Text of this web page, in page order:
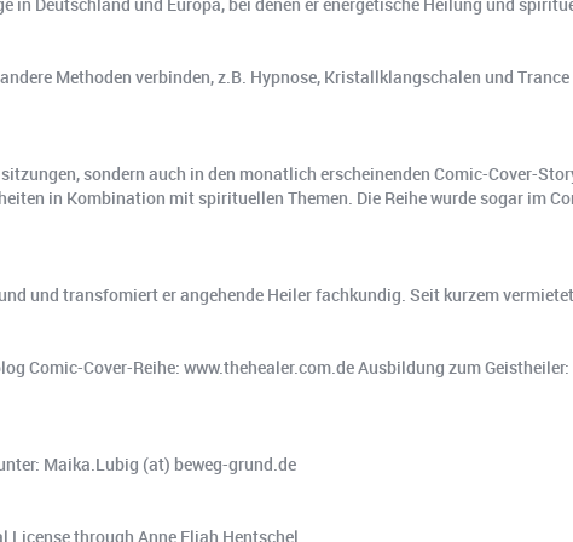
Methoden verbinden, z.B. Hypnose, Kristallklangschalen und
sondern auch in den monatlich erscheinenden Comic-Cover-
in Kombination mit spirituellen Themen. Die Reihe wurde sogar im
und transfomiert er angehende Heiler fachkundig. Seit kurzem
Comic-Cover-Reihe: www.thehealer.com.de Ausbildung zum
Maika.Lubig (at) beweg-grund.de
License through Anne Eliah Hentschel